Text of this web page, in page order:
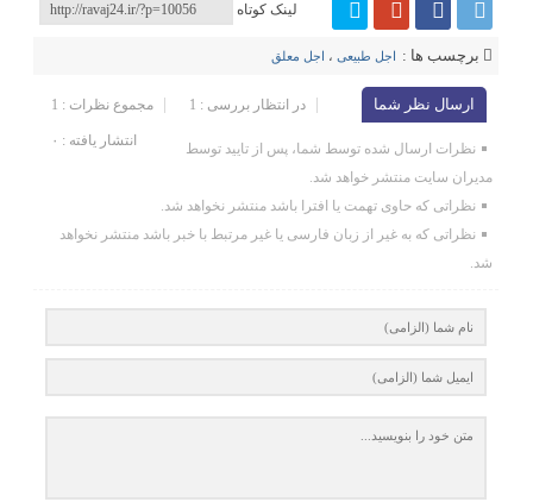
لینک کوتاه
برچسب ها : اجل طبیعی ، اجل معلق
ارسال نظر شما مجموع نظرات : 1 در انتظار بررسی : 1
انتشار یافته : ۰
نظرات ارسال شده توسط شما، پس از تایید توسط
مدیران سایت منتشر خواهد شد.
نظراتی که حاوی تهمت یا افترا باشد منتشر نخواهد شد.
نظراتی که به غیر از زبان فارسی یا غیر مرتبط با خبر باشد منتشر نخواهد
شد.